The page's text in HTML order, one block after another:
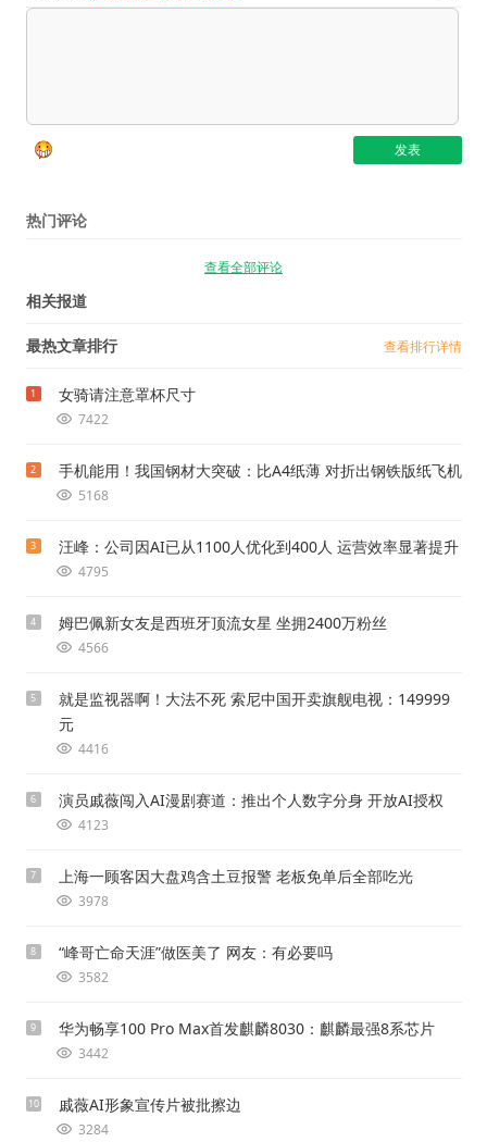
热门评论
查看全部评论
相关报道
最热文章排行 查看排行详情
1 女骑请注意罩杯尺寸
7422
2 手机能用！我国钢材大突破：比A4纸薄 对折出钢铁版纸飞机
5168
3 汪峰：公司因AI已从1100人优化到400人 运营效率显著提升
4795
4 姆巴佩新女友是西班牙顶流女星 坐拥2400万粉丝
4566
5
就是监视器啊！大法不死 索尼中国开卖旗舰电视：149999
元
4416
6 演员戚薇闯入AI漫剧赛道：推出个人数字分身 开放AI授权
4123
7 上海一顾客因大盘鸡含土豆报警 老板免单后全部吃光
3978
8 “峰哥亡命天涯”做医美了 网友：有必要吗
3582
9 华为畅享100 Pro Max首发麒麟8030：麒麟最强8系芯片
3442
10 戚薇AI形象宣传片被批擦边
3284